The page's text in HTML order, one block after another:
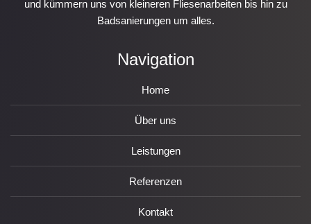
und kümmern uns von kleineren Fliesenarbeiten bis hin zu
Badsanierungen um alles.
Navigation
Home
Über uns
Leistungen
Referenzen
Kontakt